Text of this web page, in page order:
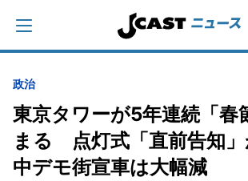
政治
東京タワーが5年連続「春
まる 点灯式「直前告知」
中デモ街宣車は大幅減